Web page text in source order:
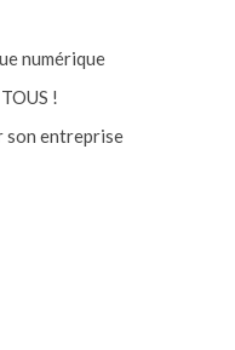
numérique
!
son entreprise